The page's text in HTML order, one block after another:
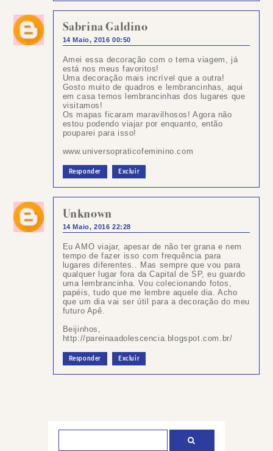
Sabrina Galdino
14 Maio, 2016 00:50
Amei essa decoração com o tema viagem, já
está nos meus favoritos!
Uma decoração mais incrível que a outra!
Gosto muito de quadros e lembrancinhas, aqui
em casa temos lembrancinhas dos lugares que
visitamos!
Os mapas ficaram maravilhosos! Agora não
estou podendo viajar por enquanto, então
pouparei para isso!
www.universopraticofeminino.com
Responder Excluir
Unknown
14 Maio, 2016 22:28
Eu AMO viajar, apesar de não ter grana e nem
tempo de fazer isso com frequência para
lugares diferentes.. Mas sempre que vou para
qualquer lugar fora da Capital de SP, eu guardo
uma lembrancinha. Vou colecionando fotos,
papéis, tudo que me lembre aquele dia. Acho
que um dia vai ser útil para a decoração do meu
futuro Apê.
Beijinhos,
http://pareinaadolescencia.blogspot.com.br/
Responder Excluir